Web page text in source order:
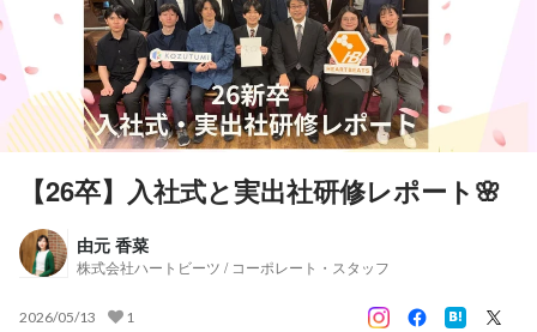
【26卒】入社式と実出社研修レポート🌸
由元 香菜
株式会社ハートビーツ / コーポレート・スタッフ
2026/05/13 1